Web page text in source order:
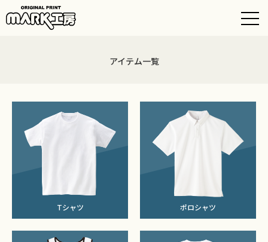
アイテム一覧
Tシャツ ポロシャツ